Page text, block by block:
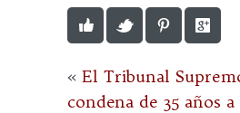
« El Tribunal
condena de 35 años a